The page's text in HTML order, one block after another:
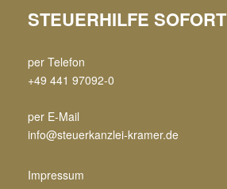
STEUERHILFE SOFORT
per Telefon
+49 441 97092-0
per E-Mail
info@steuerkanzlei-kramer.de
Impressum